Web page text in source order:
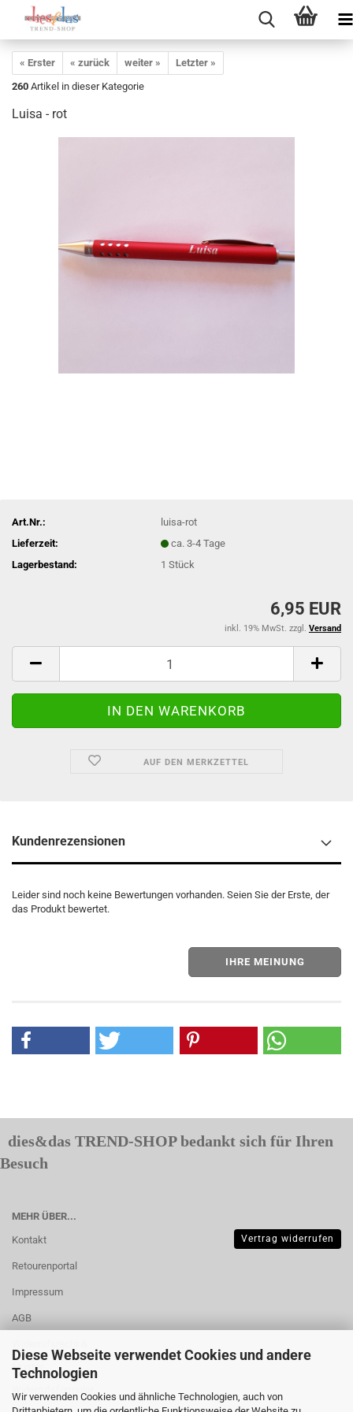
Diese Webseite verwendet Cookies und andere
Technologien
Wir verwenden Cookies und ähnliche Technologien, auch von
« Erster « zurück weiter »
Letzter »
260 Artikel in dieser Kategorie
Luisa - rot
Art.Nr.:
luisa-rot
Lieferzeit:
ca. 3-4 Tage
Lagerbestand:
1Stück
6,95 EUR
inkl. 19% MwSt. zzgl. Versand
AUF DEN MERKZETTEL
Kundenrezensionen
Leider sind noch keine Bewertungen vorhanden. Seien Sie der Erste, der
das Produkt bewertet.
IHRE MEINUNG
dies&das TREND-SHOP bedankt sich für Ihren
Besuch
MEHR ÜBER...
Kontakt
Retourenportal
Impressum
AGB
Muster-
Widerrufsformular
Vertrag widerrufen